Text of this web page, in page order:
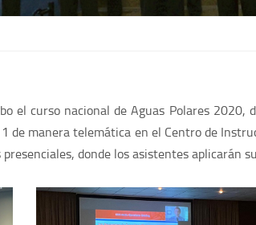
el curso nacional de Aguas Polares
de manera telemática en el Centro de
donde los asistentes aplicarán